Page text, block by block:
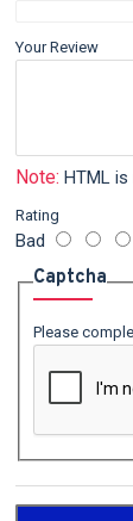
Your Review
Note: HTML
Rating
Bad
Captcha
Please